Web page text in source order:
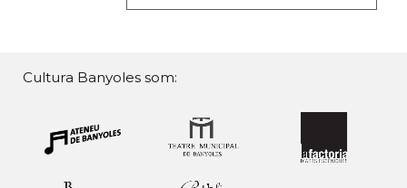
Cultura Banyoles som: